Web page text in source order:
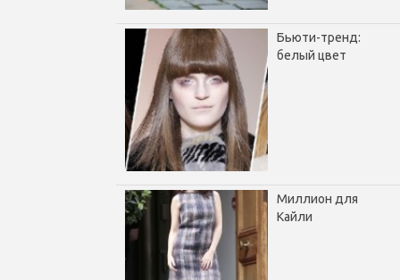
Бьюти-тренд:
белый цвет
Миллион для
Кайли